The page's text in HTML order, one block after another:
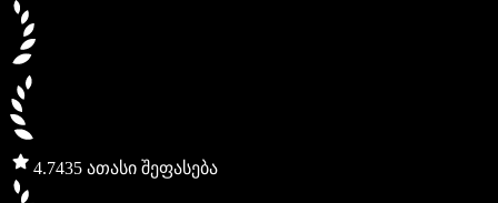
4.7435 ათასი შეფასება